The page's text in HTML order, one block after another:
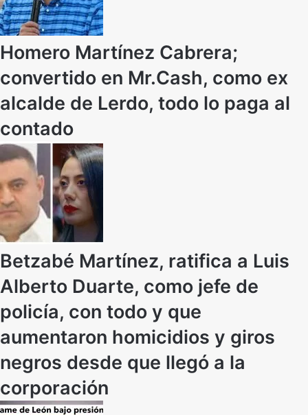
Homero Martínez Cabrera;
convertido en Mr.Cash, como ex
alcalde de Lerdo, todo lo paga al
contado
Betzabé Martínez, ratifica a Luis
Alberto Duarte, como jefe de
policía, con todo y que
aumentaron homicidios y giros
negros desde que llegó a la
corporación